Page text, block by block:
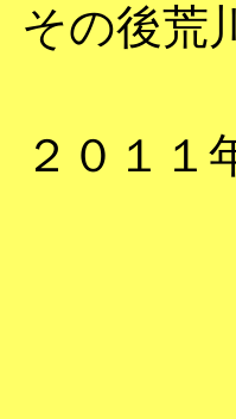
その後荒
２０１１